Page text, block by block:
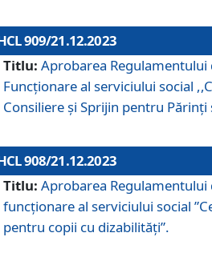
909/21.12.2023
Titlu: Aprobarea Regulamentului
Funcționare al serviciului social
Consiliere şi Sprijin pentru Părinţi
908/21.12.2023
Titlu: Aprobarea Regulamentului
funcţionare al serviciului social
pentru copii cu dizabilități”.